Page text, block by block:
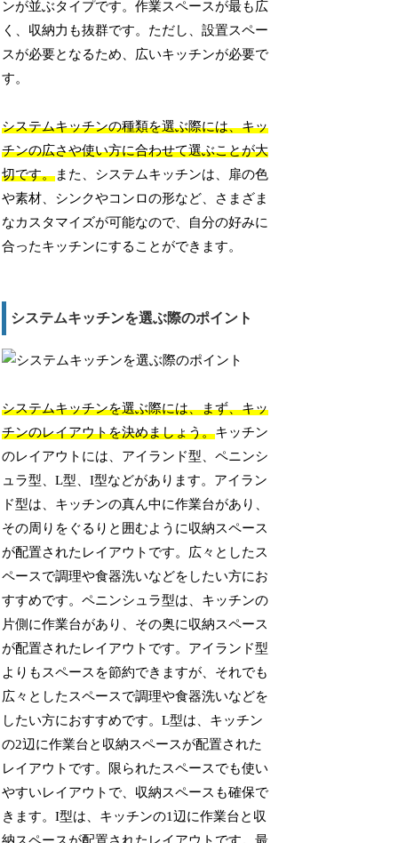
ンが並ぶタイプです。作業スペースが最も広
く、収納力も抜群です。ただし、設置スペー
スが必要となるため、広いキッチンが必要で
す。
システムキッチンの種類を選ぶ際には、キッ
チンの広さや使い方に合わせて選ぶことが大
切です。また、システムキッチンは、扉の色
や素材、シンクやコンロの形など、さまざま
なカスタマイズが可能なので、自分の好みに
合ったキッチンにすることができます。
システムキッチンを選ぶ際のポイント
システムキッチンを選ぶ際には、まず、キッ
チンのレイアウトを決めましょう。キッチン
のレイアウトには、アイランド型、ペニンシ
ュラ型、L型、I型などがあります。アイラン
ド型は、キッチンの真ん中に作業台があり、
その周りをぐるりと囲むように収納スペース
が配置されたレイアウトです。広々としたス
ペースで調理や食器洗いなどをしたい方にお
すすめです。ペニンシュラ型は、キッチンの
片側に作業台があり、その奥に収納スペース
が配置されたレイアウトです。アイランド型
よりもスペースを節約できますが、それでも
広々としたスペースで調理や食器洗いなどを
したい方におすすめです。L型は、キッチン
の2辺に作業台と収納スペースが配置された
レイアウトです。限られたスペースでも使い
やすいレイアウトで、収納スペースも確保で
きます。I型は、キッチンの1辺に作業台と収